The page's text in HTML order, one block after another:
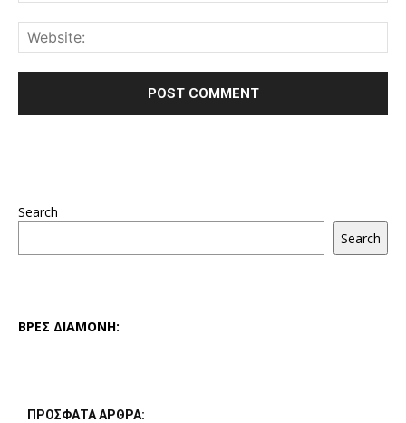
Search
Search
ΒΡΕΣ ΔΙΑΜΟΝΗ:
ΠΡΟΣΦΑΤΑ ΑΡΘΡΑ: